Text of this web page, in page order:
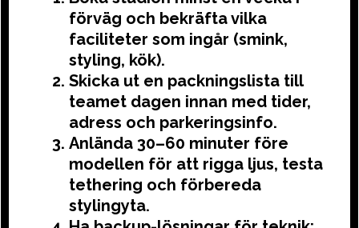
förväg och bekräfta vilka
faciliteter som ingår (smink,
styling, kök).
Skicka ut en packningslista till
teamet dagen innan med tider,
adress och parkeringsinfo.
Anlända 30–60 minuter före
modellen för att rigga ljus, testa
tethering och förbereda
stylingyta.